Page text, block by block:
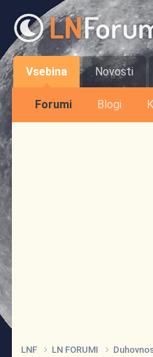
Vsebina
Forumi Blogi
Novosti
LNF LN FORUMI